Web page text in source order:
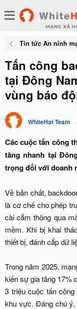
Tin tức An ninh
Tấn công
tại Đông
vùng báo
WhiteHat Team
Các cuộc tấn công
tăng nhanh tại
trọng đối với doanh
Về bản chất,
là cơ chế cho phép
cài cắm thông qua
mềm. Khi bị khai
thiết bị, đánh cắp dữ
Trong năm 2025,
kiến sự gia tăng 17%
3 triệu cuộc tấn
khu vực. Đáng chú ý,